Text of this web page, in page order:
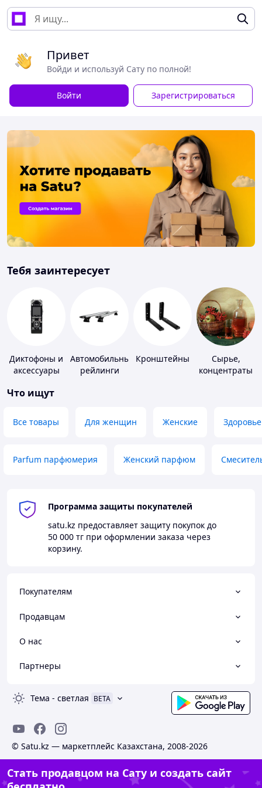
Привет
Войди и используй Сату по полной!
Войти Зарегистрироваться
Тебя заинтересует
Диктофоны и
аксессуары
Автомобильные
рейлинги
Кронштейны
Сырье,
концентраты
Что ищут
Все товары Для женщин Женские Здоровье
Parfum парфюмерия Женский парфюм
Программа защиты покупателей
satu.kz предоставляет защиту покупок до
50 000 тг при оформлении заказа через
корзину.
Покупателям
Продавцам
О нас
Партнеры
Тема - светлая BETA
© Satu.kz — маркетплейс Казахстана, 2008-2026
Стать продавцом на Сату и создать сайт